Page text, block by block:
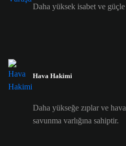
Daha yüksek isabet ve
Hava Hakimi
Daha yükseğe zıplar ve
savunma varlığına sahiptir.